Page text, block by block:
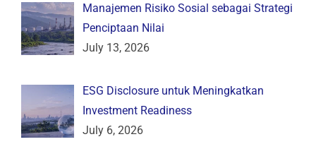
Manajemen Risiko Sosial sebagai Strategi
Penciptaan Nilai
July 13, 2026
ESG Disclosure untuk Meningkatkan
Investment Readiness
July 6, 2026